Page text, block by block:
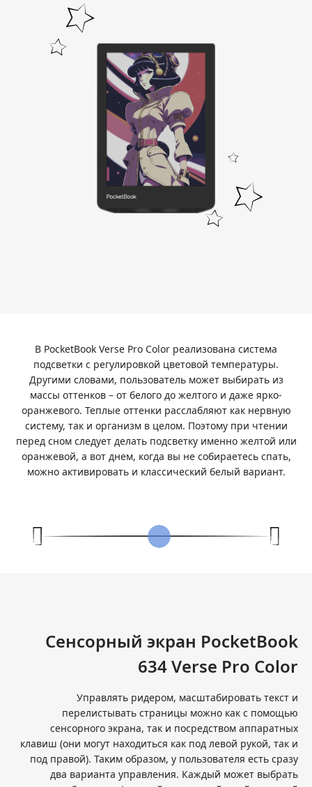
В PocketBook Verse Pro Color реализована система
подсветки с регулировкой цветовой температуры.
Другими словами, пользователь может выбирать из
массы оттенков – от белого до желтого и даже ярко-
оранжевого. Теплые оттенки расслабляют как нервную
систему, так и организм в целом. Поэтому при чтении
перед сном следует делать подсветку именно желтой или
оранжевой, а вот днем, когда вы не собираетесь спать,
можно активировать и классический белый вариант.
Сенсорный экран PocketBook
634 Verse Pro Color
Управлять ридером, масштабировать текст и
перелистывать страницы можно как с помощью
сенсорного экрана, так и посредством аппаратных
клавиш (они могут находиться как под левой рукой, так и
под правой). Таким образом, у пользователя есть сразу
два варианта управления. Каждый может выбрать